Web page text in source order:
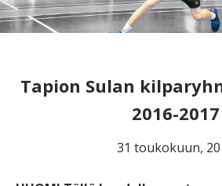
Tapion Sulan
2016-2017
31 toukokuun,